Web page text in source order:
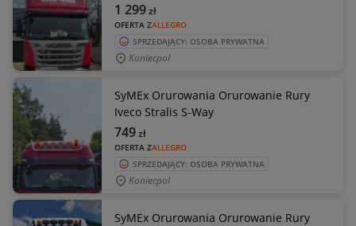
OFERTA ZALLEGRO
1 299zł
SPRZEDAJĄCY: OSOBA PRYWATNA
Koniecpol
SyMEx Orurowania Orurowanie Rury
Iveco Stralis S-Way
OFERTA ZALLEGRO
749zł
SPRZEDAJĄCY: OSOBA PRYWATNA
Koniecpol
SyMEx Orurowania Orurowanie Rury